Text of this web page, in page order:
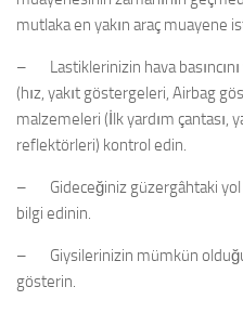
mutlaka en yakın araç muayene
– Lastiklerinizin hava basıncını
(hız, yakıt göstergeleri, Airbag
malzemeleri (İlk yardım çantası,
reflektörleri) kontrol edin.
– Gideceğiniz güzergâhtaki yol
bilgi edinin.
– Giysilerinizin mümkün
gösterin.